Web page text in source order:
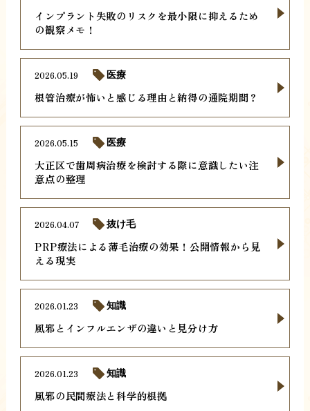
インプラント失敗のリスクを最小限に抑えるため
の観察メモ！
根管治療が怖いと感じる理由と納得の通院期間？
2026.05.19 医療
大正区で歯周病治療を検討する際に意識したい注
意点の整理
2026.05.15 医療
PRP療法による薄毛治療の効果！公開情報から見
える現実
2026.04.07 抜け毛
風邪とインフルエンザの違いと見分け方
2026.01.23 知識
風邪の民間療法と科学的根拠
2026.01.23 知識